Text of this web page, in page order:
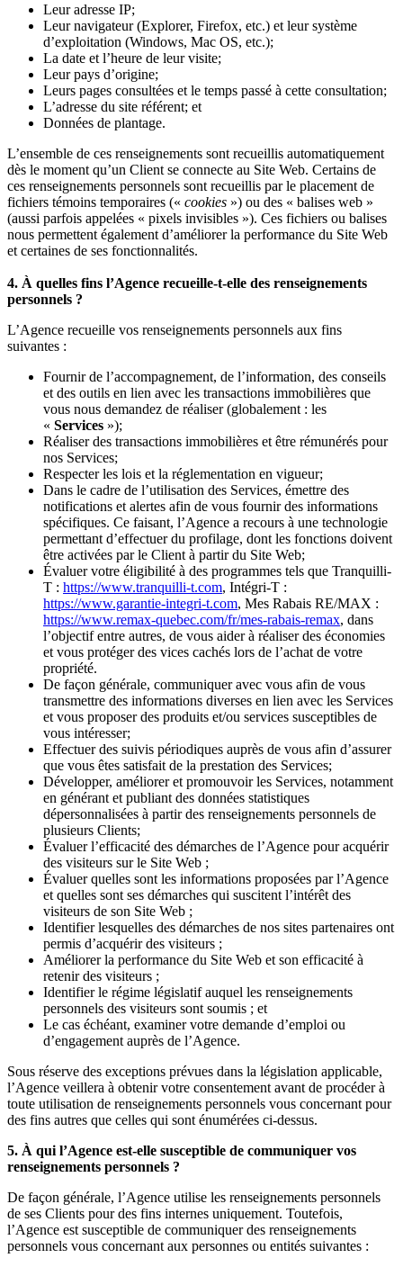
Leur adresse IP;
Leur navigateur (Explorer, Firefox, etc.) et leur système
d’exploitation (Windows, Mac OS, etc.);
La date et l’heure de leur visite;
Leur pays d’origine;
Leurs pages consultées et le temps passé à cette consultation;
L’adresse du site référent; et
Données de plantage.
L’ensemble de ces renseignements sont recueillis automatiquement
dès le moment qu’un Client se connecte au Site Web. Certains de
ces renseignements personnels sont recueillis par le placement de
fichiers témoins temporaires (« cookies ») ou des « balises web »
(aussi parfois appelées « pixels invisibles »). Ces fichiers ou balises
nous permettent également d’améliorer la performance du Site Web
et certaines de ses fonctionnalités.
4. À quelles fins l’Agence recueille-t-elle des renseignements
personnels ?
L’Agence recueille vos renseignements personnels aux fins
suivantes :
Fournir de l’accompagnement, de l’information, des conseils
et des outils en lien avec les transactions immobilières que
vous nous demandez de réaliser (globalement : les
« Services »);
Réaliser des transactions immobilières et être rémunérés pour
nos Services;
Respecter les lois et la réglementation en vigueur;
Dans le cadre de l’utilisation des Services, émettre des
notifications et alertes afin de vous fournir des informations
spécifiques. Ce faisant, l’Agence a recours à une technologie
permettant d’effectuer du profilage, dont les fonctions doivent
être activées par le Client à partir du Site Web;
Évaluer votre éligibilité à des programmes tels que Tranquilli-
T : https://www.tranquilli-t.com, Intégri-T :
https://www.garantie-integri-t.com, Mes Rabais RE/MAX :
https://www.remax-quebec.com/fr/mes-rabais-remax, dans
l’objectif entre autres, de vous aider à réaliser des économies
et vous protéger des vices cachés lors de l’achat de votre
propriété.
De façon générale, communiquer avec vous afin de vous
transmettre des informations diverses en lien avec les Services
et vous proposer des produits et/ou services susceptibles de
vous intéresser;
Effectuer des suivis périodiques auprès de vous afin d’assurer
que vous êtes satisfait de la prestation des Services;
Développer, améliorer et promouvoir les Services, notamment
en générant et publiant des données statistiques
dépersonnalisées à partir des renseignements personnels de
plusieurs Clients;
Évaluer l’efficacité des démarches de l’Agence pour acquérir
des visiteurs sur le Site Web ;
Évaluer quelles sont les informations proposées par l’Agence
et quelles sont ses démarches qui suscitent l’intérêt des
visiteurs de son Site Web ;
Identifier lesquelles des démarches de nos sites partenaires ont
permis d’acquérir des visiteurs ;
Améliorer la performance du Site Web et son efficacité à
retenir des visiteurs ;
Identifier le régime législatif auquel les renseignements
personnels des visiteurs sont soumis ; et
Le cas échéant, examiner votre demande d’emploi ou
d’engagement auprès de l’Agence.
Sous réserve des exceptions prévues dans la législation applicable,
l’Agence veillera à obtenir votre consentement avant de procéder à
toute utilisation de renseignements personnels vous concernant pour
des fins autres que celles qui sont énumérées ci-dessus.
5. À qui l’Agence est-elle susceptible de communiquer vos
renseignements personnels ?
De façon générale, l’Agence utilise les renseignements personnels
de ses Clients pour des fins internes uniquement. Toutefois,
l’Agence est susceptible de communiquer des renseignements
personnels vous concernant aux personnes ou entités suivantes :